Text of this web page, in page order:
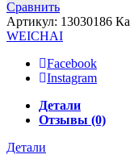
Сравнить
Артикул: 13030186
WEICHAI
Facebook
Instagram
Детали
Отзывы (0)
Детали